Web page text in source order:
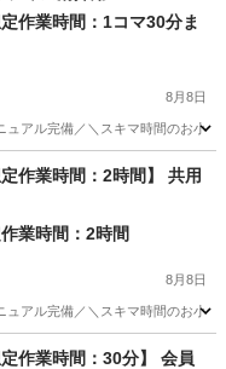
作業時間：1コマ30分ま
8月8日
ュアル完備／＼スキマ時間のお小
作業時間：2時間】 共用
業時間：2時間
8月8日
ュアル完備／＼スキマ時間のお小
作業時間：30分】 会員